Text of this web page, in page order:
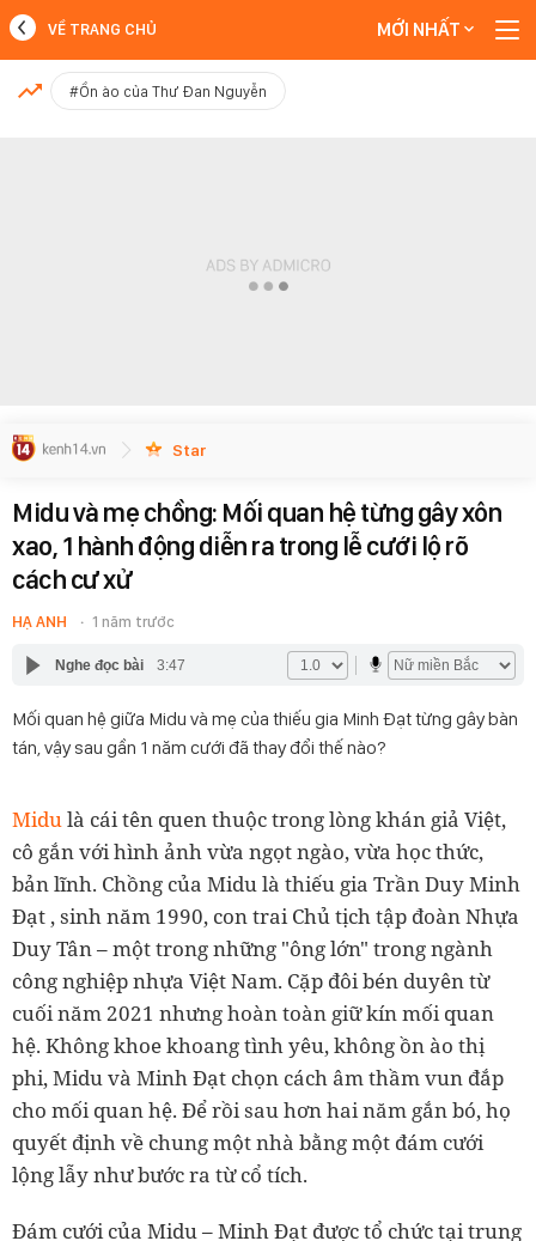
MỚI NHẤT
VỀ TRANG CHỦ MỚI NHẤT
#Ồn ào của Thư Đan Nguyễn
Star
Midu và mẹ chồng: Mối quan hệ từng gây xôn
xao, 1 hành động diễn ra trong lễ cưới lộ rõ
cách cư xử
HẠ ANH 1 năm trước
Nghe đọc bài 3:47
Mối quan hệ giữa Midu và mẹ của thiếu gia Minh Đạt từng gây bàn
tán, vậy sau gần 1 năm cưới đã thay đổi thế nào?
Midulà cái tên quen thuộc trong lòng khán giả Việt,
cô gắn với hình ảnh vừa ngọt ngào, vừa học thức,
bản lĩnh. Chồng của Midu là thiếu gia Trần Duy Minh
Đạt , sinh năm 1990, con trai Chủ tịch tập đoàn Nhựa
Duy Tân – một trong những "ông lớn" trong ngành
công nghiệp nhựa Việt Nam. Cặp đôi bén duyên từ
cuối năm 2021 nhưng hoàn toàn giữ kín mối quan
hệ. Không khoe khoang tình yêu, không ồn ào thị
phi, Midu và Minh Đạt chọn cách âm thầm vun đắp
cho mối quan hệ. Để rồi sau hơn hai năm gắn bó, họ
quyết định về chung một nhà bằng một đám cưới
lộng lẫy như bước ra từ cổ tích.
Đám cưới của Midu – Minh Đạt được tổ chức tại trung